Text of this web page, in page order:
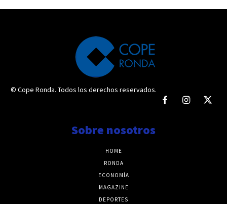
© Cope Ronda. Todos los derechos reservados.
Sobre nosotros
HOME
RONDA
ECONOMÍA
MAGAZINE
DEPORTES